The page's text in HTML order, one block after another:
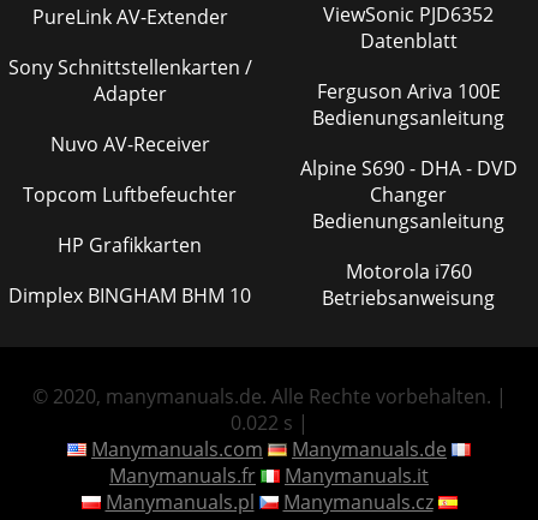
PureLink AV-Extender
Sony Schnittstellenkarten /
Adapter
Nuvo AV-Receiver
Topcom Luftbefeuchter
HP Grafikkarten
Dimplex BINGHAM BHM 10
ViewSonic PJD6352
Datenblatt
Ferguson Ariva 100E
Bedienungsanleitung
Alpine S690 - DHA - DVD
Changer
Bedienungsanleitung
Motorola i760
Betriebsanweisung
© 2020, manymanuals.de. Alle Rechte vorbehalten. |
0.022 s |
Manymanuals.com
Manymanuals.de
Manymanuals.fr
Manymanuals.it
Manymanuals.pl
Manymanuals.cz